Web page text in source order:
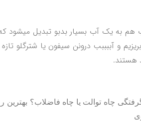
هم به يک آب بسیار بدبو تبديل میشود
و آببببب درونن سيفون یا
هستند.
چاه توالت یا چاه فاضلاب؟